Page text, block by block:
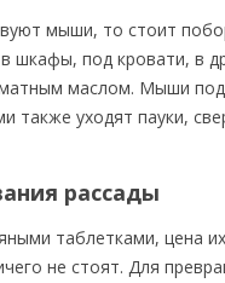
мыши, то стоит
шкафы, под кровати, в
маслом. Мыши
уходят пауки,
рассады
таблетками, цена
не стоят. Для